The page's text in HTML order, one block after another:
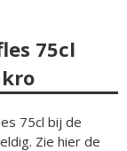
75cl
75cl bij de
Zie hier de